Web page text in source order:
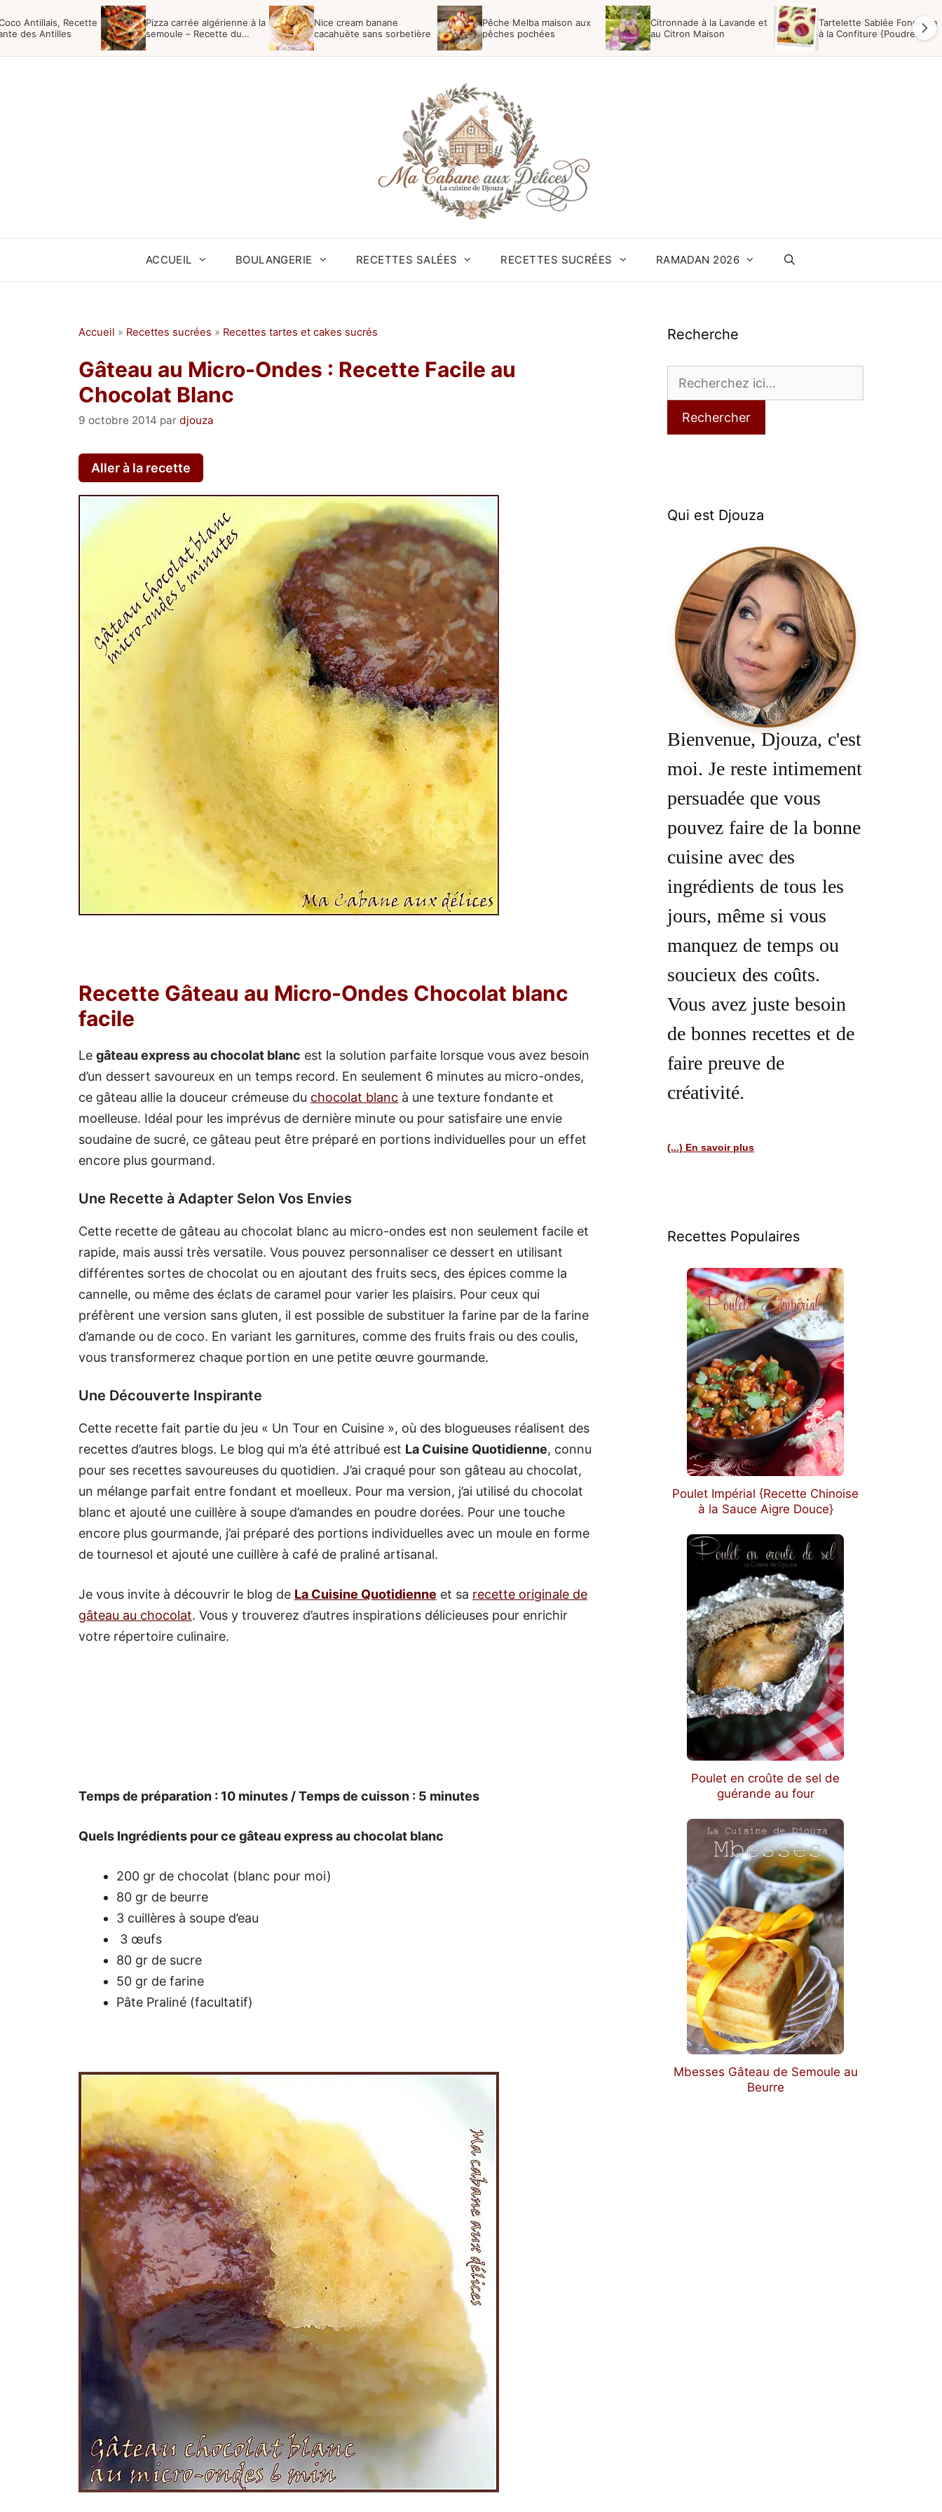
au
Antillais, Recette
des Antilles
Pizza carrée algérienne à la
semoule – Recette du
Nice cream banane
cacahuète sans sorbetière
Pêche Melba maison aux
pêches pochées
Citronnade à la Lavande et
au Citron Maison
Tartelette Sablée Fondante
à la Confiture {Poudre
ACCUEIL BOULANGERIE RECETTES SALÉES RECETTES SUCRÉES RAMADAN 2026
Accueil » Recettes sucrées » Recettes tartes et cakes sucrés
Gâteau au Micro-Ondes : Recette Facile au
Chocolat Blanc
9 octobre 2014 par djouza
Aller à la recette
Recette Gâteau au Micro-Ondes Chocolat blanc
facile
Le gâteau express au chocolat blanc est la solution parfaite lorsque vous avez besoin
d’un dessert savoureux en un temps record. En seulement 6 minutes au micro-ondes,
ce gâteau allie la douceur crémeuse du chocolat blanc à une texture fondante et
moelleuse. Idéal pour les imprévus de dernière minute ou pour satisfaire une envie
soudaine de sucré, ce gâteau peut être préparé en portions individuelles pour un effet
encore plus gourmand.
Une Recette à Adapter Selon Vos Envies
Cette recette de gâteau au chocolat blanc au micro-ondes est non seulement facile et
rapide, mais aussi très versatile. Vous pouvez personnaliser ce dessert en utilisant
différentes sortes de chocolat ou en ajoutant des fruits secs, des épices comme la
cannelle, ou même des éclats de caramel pour varier les plaisirs. Pour ceux qui
préfèrent une version sans gluten, il est possible de substituer la farine par de la farine
d’amande ou de coco. En variant les garnitures, comme des fruits frais ou des coulis,
vous transformerez chaque portion en une petite œuvre gourmande.
Une Découverte Inspirante
Cette recette fait partie du jeu « Un Tour en Cuisine », où des blogueuses réalisent des
recettes d’autres blogs. Le blog qui m’a été attribué est La Cuisine Quotidienne, connu
pour ses recettes savoureuses du quotidien. J’ai craqué pour son gâteau au chocolat,
un mélange parfait entre fondant et moelleux. Pour ma version, j’ai utilisé du chocolat
blanc et ajouté une cuillère à soupe d’amandes en poudre dorées. Pour une touche
encore plus gourmande, j’ai préparé des portions individuelles avec un moule en forme
de tournesol et ajouté une cuillère à café de praliné artisanal.
Je vous invite à découvrir le blog de La Cuisine Quotidienne et sa recette originale de
gâteau au chocolat. Vous y trouverez d’autres inspirations délicieuses pour enrichir
votre répertoire culinaire.
Temps de préparation : 10 minutes / Temps de cuisson : 5 minutes
Quels Ingrédients pour ce gâteau express au chocolat blanc
200 gr de chocolat (blanc pour moi)
80 gr de beurre
3 cuillères à soupe d’eau
3 œufs
80 gr de sucre
50 gr de farine
Pâte Praliné (facultatif)
Recherche
Rechercher
Qui est Djouza
Bienvenue, Djouza, c'est
moi. Je reste intimement
persuadée que vous
pouvez faire de la bonne
cuisine avec des
ingrédients de tous les
jours, même si vous
manquez de temps ou
soucieux des coûts.
Vous avez juste besoin
de bonnes recettes et de
faire preuve de
créativité.
(...) En savoir plus
Recettes Populaires
Poulet Impérial {Recette Chinoise
à la Sauce Aigre Douce}
Poulet en croûte de sel de
guérande au four
Mbesses Gâteau de Semoule au
Beurre